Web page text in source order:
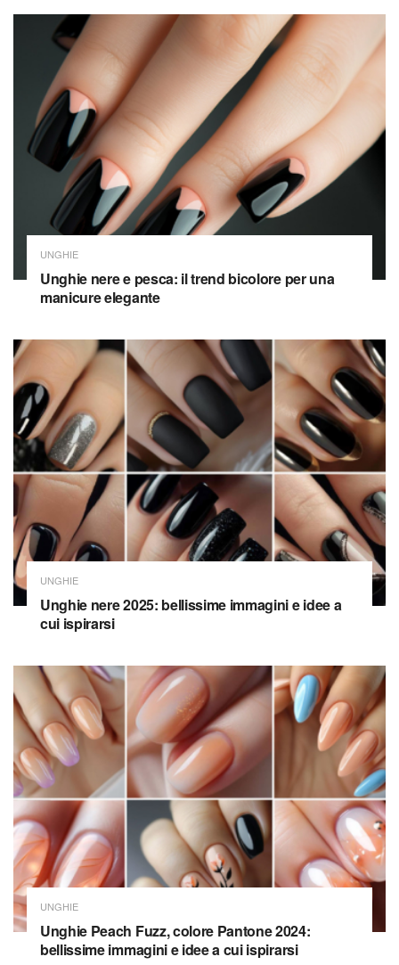
UNGHIE
Unghie nere e pesca: il trend bicolore per una
manicure elegante
UNGHIE
Unghie nere 2025: bellissime immagini e idee a
cui ispirarsi
UNGHIE
Unghie Peach Fuzz, colore Pantone 2024:
bellissime immagini e idee a cui ispirarsi